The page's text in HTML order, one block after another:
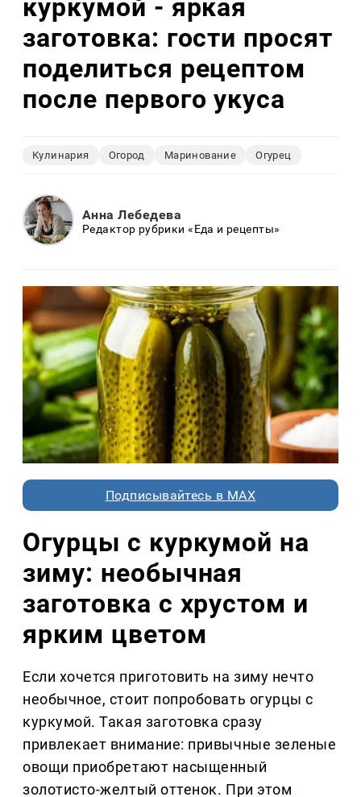
куркумой - яркая
заготовка: гости просят
поделиться рецептом
после первого укуса
Кулинария Огород Маринование Огурец
Анна Лебедева
Редактор рубрики «Еда и рецепты»
Подписывайтесь в MAX
Огурцы с куркумой на
зиму: необычная
заготовка с хрустом и
ярким цветом
Если хочется приготовить на зиму нечто
необычное, стоит попробовать огурцы с
куркумой. Такая заготовка сразу
привлекает внимание: привычные зеленые
овощи приобретают насыщенный
золотисто-желтый оттенок. При этом